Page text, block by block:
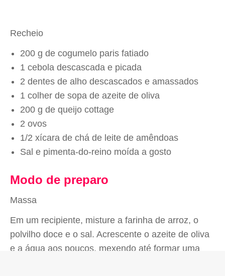
Recheio
200 g de cogumelo paris fatiado
1 cebola descascada e picada
2 dentes de alho descascados e amassados
1 colher de sopa de azeite de oliva
200 g de queijo cottage
2 ovos
1/2 xícara de chá de leite de amêndoas
Sal e pimenta-do-reino moída a gosto
Modo de preparo
Massa
Em um recipiente, misture a farinha de arroz, o
polvilho doce e o sal. Acrescente o azeite de oliva
e a água aos poucos, mexendo até formar uma